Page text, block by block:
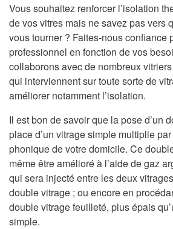
Vous souhaitez renforcer l’isolation
de vos vitres mais ne savez pas vers
vous tourner ? Faites-nous confiance
professionnel en fonction de vos
collaborons avec de nombreux
qui interviennent sur toute sorte de
améliorer notamment l’isolation.
Il est bon de savoir que la pose d’un
place d’un vitrage simple multiplie
phonique de votre domicile. Ce
même être amélioré à l’aide de gaz
qui sera injecté entre les deux
double vitrage ; ou encore en
double vitrage feuilleté, plus épais
simple.